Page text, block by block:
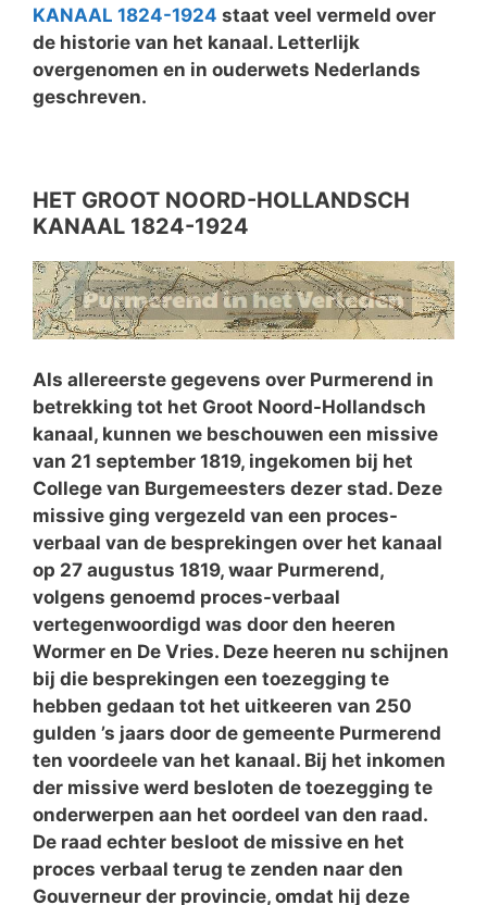
KANAAL 1824-1924 staat veel vermeld over
de historie van het kanaal. Letterlijk
overgenomen en in ouderwets Nederlands
geschreven.
HET GROOT NOORD-HOLLANDSCH
KANAAL 1824-1924
Als allereerste gegevens over Purmerend in
betrekking tot het Groot Noord-Hollandsch
kanaal, kunnen we beschouwen een missive
van 21 september 1819, ingekomen bij het
College van Burgemeesters dezer stad. Deze
missive ging vergezeld van een proces-
verbaal van de besprekingen over het kanaal
op 27 augustus 1819, waar Purmerend,
volgens genoemd proces-verbaal
vertegenwoordigd was door den heeren
Wormer en De Vries. Deze heeren nu schijnen
bij die besprekingen een toezegging te
hebben gedaan tot het uitkeeren van 250
gulden ’s jaars door de gemeente Purmerend
ten voordeele van het kanaal. Bij het inkomen
der missive werd besloten de toezegging te
onderwerpen aan het oordeel van den raad.
De raad echter besloot de missive en het
proces verbaal terug te zenden naar den
Gouverneur der provincie, omdat hij deze